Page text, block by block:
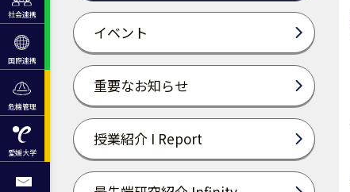
社会連携
国際連携
危機管理
愛媛大学
イベント
重要なお知らせ
授業紹介 I Report